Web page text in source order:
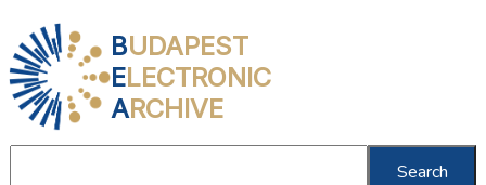
BUDAPEST
ELECTRONIC
ARCHIVE
Search